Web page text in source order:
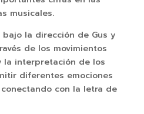
musicales.
la dirección de Gus y
de los movimientos
la interpretación de los
diferentes emociones
con la letra de